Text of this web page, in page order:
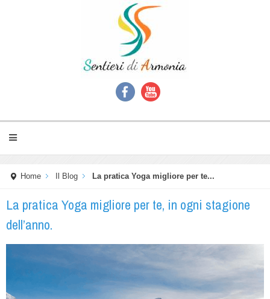
Home Il Blog La pratica Yoga migliore per te...
La pratica Yoga migliore per te, in ogni stagione
dell’anno.